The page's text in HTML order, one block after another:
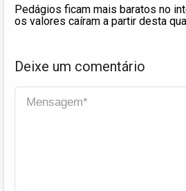
Pedágios ficam mais baratos no
os valores caíram a partir desta
Deixe um comentário